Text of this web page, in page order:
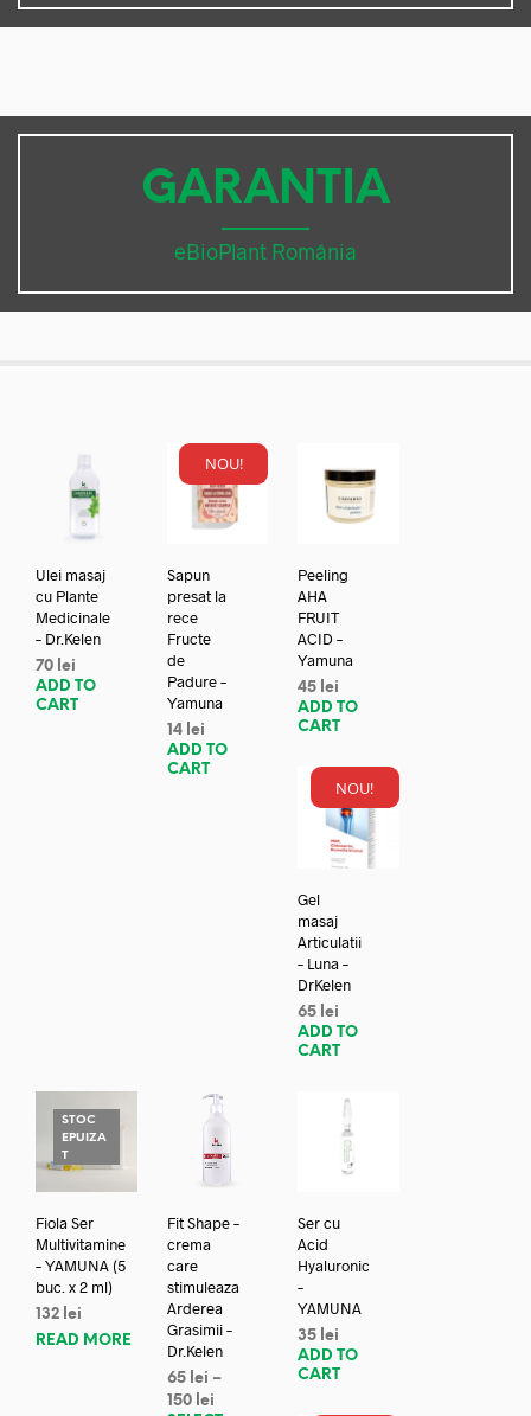
GARANTIA
eBioPlant România
Ulei masaj
cu Plante
Medicinale
– Dr.Kelen
70 lei
ADD TO
CART
NOU!
Sapun
presat la
rece
Fructe
de
Padure –
Yamuna
14 lei
ADD TO
CART
Peeling
AHA
FRUIT
ACID –
Yamuna
45 lei
ADD TO
CART
NOU!
Gel
masaj
Articulatii
– Luna –
DrKelen
65 lei
ADD TO
CART
STOC
EPUIZA
T
Fiola Ser
Multivitamine
– YAMUNA (5
buc. x 2 ml)
132 lei
READ MORE
Fit Shape –
crema
care
stimuleaza
Arderea
Grasimii –
Dr.Kelen
65 lei –
150 lei
Ser cu
Acid
Hyaluronic
–
YAMUNA
35 lei
ADD TO
CART